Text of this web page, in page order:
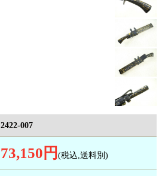
2422-007
73,150円 (税込,送料別)